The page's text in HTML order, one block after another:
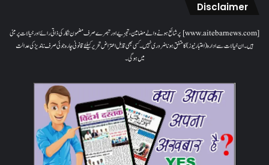
Disclaimer
[www.aitebarnews.com] پر شائع ہونے والے مضامین، تجزیے اور تبصرے صرف مضمون نگار کی ذاتی رائے اور خیالات پر مبنی
ہیں۔ ان خیالات سے ادارہ (اعتبار نیوز) کا متفق ہونا ضروری نہیں۔ کسی بھی قابل اعتراض تحریر کیلئے قانونی چارہ جوئی صرف ناندیڑ کی عدالت
میں ہوگی۔